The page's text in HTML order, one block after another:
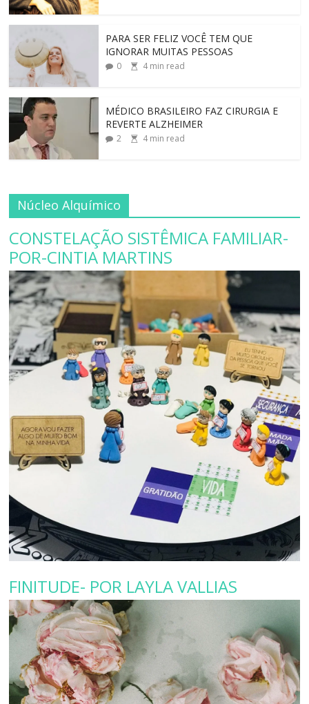
PARA SER FELIZ VOCÊ TEM QUE
IGNORAR MUITAS PESSOAS
0 4min read
MÉDICO BRASILEIRO FAZ CIRURGIA E
REVERTE ALZHEIMER
2 4min read
Núcleo Alquímico
CONSTELAÇÃO SISTÊMICA FAMILIAR-
POR-CINTIA MARTINS
FINITUDE- POR LAYLA VALLIAS